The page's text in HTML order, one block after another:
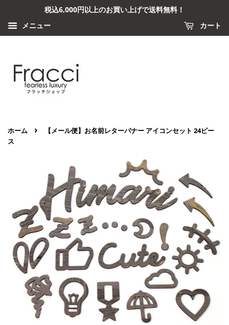
税込6,000円以上のお買い上げで送料無料！
メニュー
カート
ホーム ›
【メール便】お名前レターバナー アイコンセット 24ピー
ス